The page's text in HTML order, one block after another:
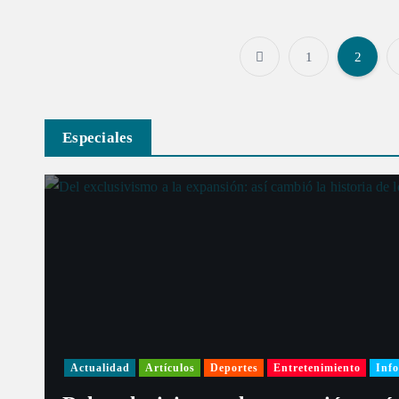
1 2
Especiales
Actualidad Artículos Deportes Entretenimiento